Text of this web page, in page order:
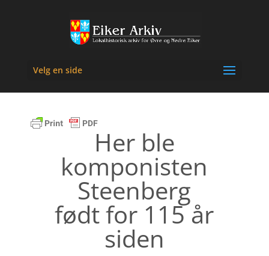
Velg en side
Her ble
komponisten
Steenberg
født for 115 år
siden